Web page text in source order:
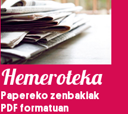
Hemeroteka
Papereko zenbakiak
PDF formatuan